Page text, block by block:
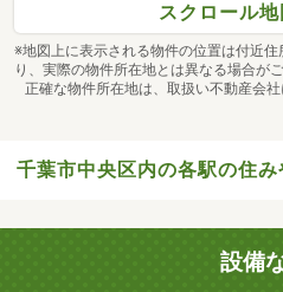
スクロール
※地図上に表示される物件の位置は付近
り、実際の物件所在地とは異なる場合がご
正確な物件所在地は、取扱い不動産会社
千葉市中央区内の各駅の住み
設備